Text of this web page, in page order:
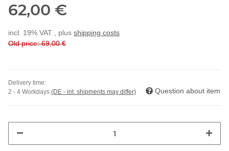
62,00 €
incl. 19% VAT , plus shipping costs
Old price: 69,00 €
Delivery time:
2 - 4 Workdays (DE - int. shipments may differ) Question about item